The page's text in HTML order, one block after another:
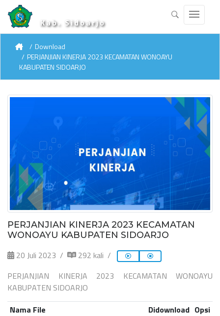
Kab. Sidoarjo
Download
PERJANJIAN KINERJA 2023 KECAMATAN WONOAYU
KABUPATEN SIDOARJO
PERJANJIAN KINERJA 2023 KECAMATAN
WONOAYU KABUPATEN SIDOARJO
20 Juli 2023
292 kali
PERJANJIAN KINERJA 2023 KECAMATAN WONOAYU
KABUPATEN SIDOARJO
Nama File
Didownload Opsi